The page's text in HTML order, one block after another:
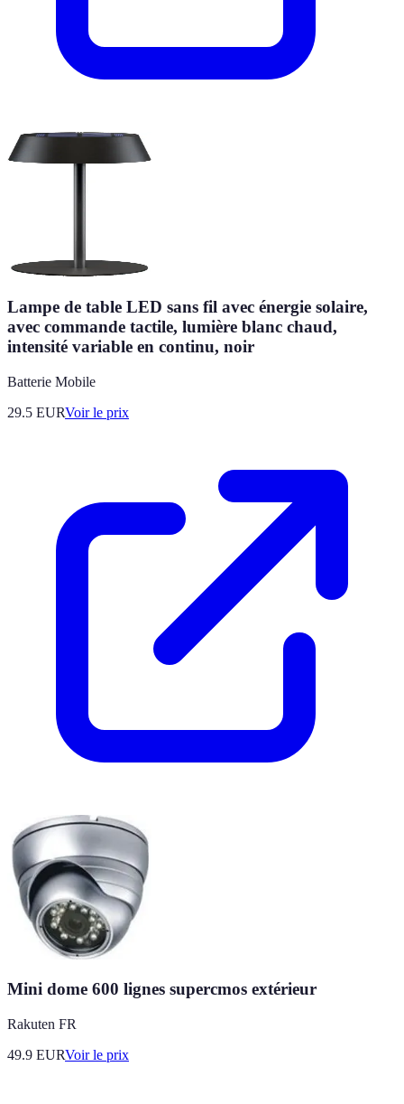
Lampe de table LED sans fil avec énergie solaire,
avec commande tactile, lumière blanc chaud,
intensité variable en continu, noir
Batterie Mobile
29.5 EURVoir le prix
Mini dome 600 lignes supercmos extérieur
Rakuten FR
49.9 EURVoir le prix